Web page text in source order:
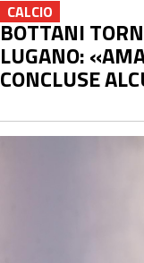
CALCIO
BOTTANI
LUGANO:
CONCLUSE